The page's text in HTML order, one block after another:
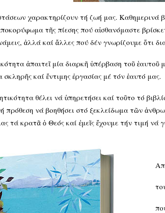
χαρακτηρίζουν τή ζωή μας. Καθημερινά
τῆς πίεσης πού αἰσθανόμαστε
ἀλλά καί ἄλλες πού δέν γνωρίζουμε ὅτι
ἀπαιτεῖ μία διαρκῆ ὑπέρβαση τοῦ
καί ἔντιμης ἐργασίας μέ τόν ἑαυτό μας.
θέλει νά ὑπηρετήσει καί τοῦτο τό
πρόθεση νά βοηθήσει στό ξεκλείδωμα τῶν
τά κρατᾶ ὁ Θεός καί ἐμεῖς ἔχουμε τήν τιμή νά